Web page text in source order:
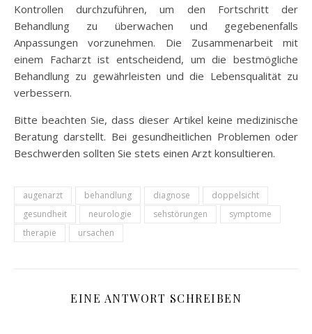
Kontrollen durchzuführen, um den Fortschritt der
Behandlung zu überwachen und gegebenenfalls
Anpassungen vorzunehmen. Die Zusammenarbeit mit
einem Facharzt ist entscheidend, um die bestmögliche
Behandlung zu gewährleisten und die Lebensqualität zu
verbessern.
Bitte beachten Sie, dass dieser Artikel keine medizinische
Beratung darstellt. Bei gesundheitlichen Problemen oder
Beschwerden sollten Sie stets einen Arzt konsultieren.
augenarzt behandlung diagnose
doppelsicht
gesundheit
neurologie sehstörungen
symptome
therapie
ursachen
EINE ANTWORT SCHREIBEN